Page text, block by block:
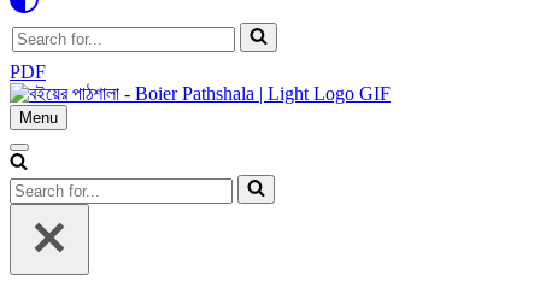
Search
for...
PDF
Menu
Navigation
Navigation
Menu
Search
for...